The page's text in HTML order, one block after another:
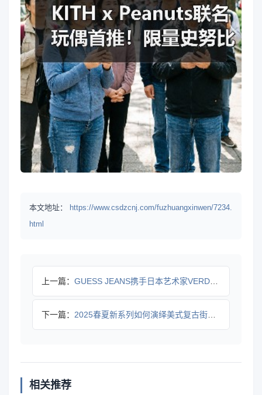
本文地址：
https://www.csdzcnj.com/fuzhuangxinwen/7234.
html
上一篇： GUESS JEANS携手日本艺术家VERDY开启长期创意合
下一篇： 2025春夏新系列如何演绎美式复古街头风
相关推荐